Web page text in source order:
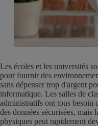
Les écoles et les universités
pour fournir des
sans dépenser trop d'argent
informatique. Les salles de
administratifs ont tous besoin
des données sécurisées, mais
physiques peut rapidement